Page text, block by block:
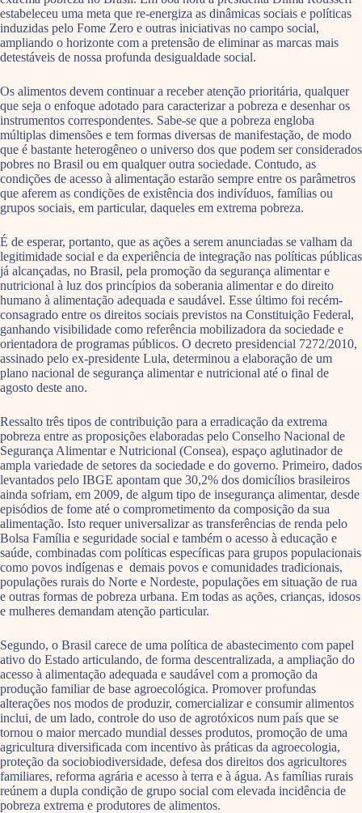
estabeleceu uma meta que re-energiza as dinâmicas sociais e políticas
induzidas pelo Fome Zero e outras iniciativas no campo social,
ampliando o horizonte com a pretensão de eliminar as marcas mais
detestáveis de nossa profunda desigualdade social.
Os alimentos devem continuar a receber atenção prioritária, qualquer
que seja o enfoque adotado para caracterizar a pobreza e desenhar os
instrumentos correspondentes. Sabe-se que a pobreza engloba
múltiplas dimensões e tem formas diversas de manifestação, de modo
que é bastante heterogêneo o universo dos que podem ser considerados
pobres no Brasil ou em qualquer outra sociedade. Contudo, as
condições de acesso à alimentação estarão sempre entre os parâmetros
que aferem as condições de existência dos indivíduos, famílias ou
grupos sociais, em particular, daqueles em extrema pobreza.
É de esperar, portanto, que as ações a serem anunciadas se valham da
legitimidade social e da experiência de integração nas políticas públicas
já alcançadas, no Brasil, pela promoção da segurança alimentar e
nutricional à luz dos princípios da soberania alimentar e do direito
humano à alimentação adequada e saudável. Esse último foi recém-
consagrado entre os direitos sociais previstos na Constituição Federal,
ganhando visibilidade como referência mobilizadora da sociedade e
orientadora de programas públicos. O decreto presidencial 7272/2010,
assinado pelo ex-presidente Lula, determinou a elaboração de um
plano nacional de segurança alimentar e nutricional até o final de
agosto deste ano.
Ressalto três tipos de contribuição para a erradicação da extrema
pobreza entre as proposições elaboradas pelo Conselho Nacional de
Segurança Alimentar e Nutricional (Consea), espaço aglutinador de
ampla variedade de setores da sociedade e do governo. Primeiro, dados
levantados pelo IBGE apontam que 30,2% dos domicílios brasileiros
ainda sofriam, em 2009, de algum tipo de insegurança alimentar, desde
episódios de fome até o comprometimento da composição da sua
alimentação. Isto requer universalizar as transferências de renda pelo
Bolsa Família e seguridade social e também o acesso à educação e
saúde, combinadas com políticas específicas para grupos populacionais
como povos indígenas e demais povos e comunidades tradicionais,
populações rurais do Norte e Nordeste, populações em situação de rua
e outras formas de pobreza urbana. Em todas as ações, crianças, idosos
e mulheres demandam atenção particular.
Segundo, o Brasil carece de uma política de abastecimento com papel
ativo do Estado articulando, de forma descentralizada, a ampliação do
acesso à alimentação adequada e saudável com a promoção da
produção familiar de base agroecológica. Promover profundas
alterações nos modos de produzir, comercializar e consumir alimentos
inclui, de um lado, controle do uso de agrotóxicos num país que se
tornou o maior mercado mundial desses produtos, promoção de uma
agricultura diversificada com incentivo às práticas da agroecologia,
proteção da sociobiodiversidade, defesa dos direitos dos agricultores
familiares, reforma agrária e acesso à terra e à água. As famílias rurais
reúnem a dupla condição de grupo social com elevada incidência de
pobreza extrema e produtores de alimentos.